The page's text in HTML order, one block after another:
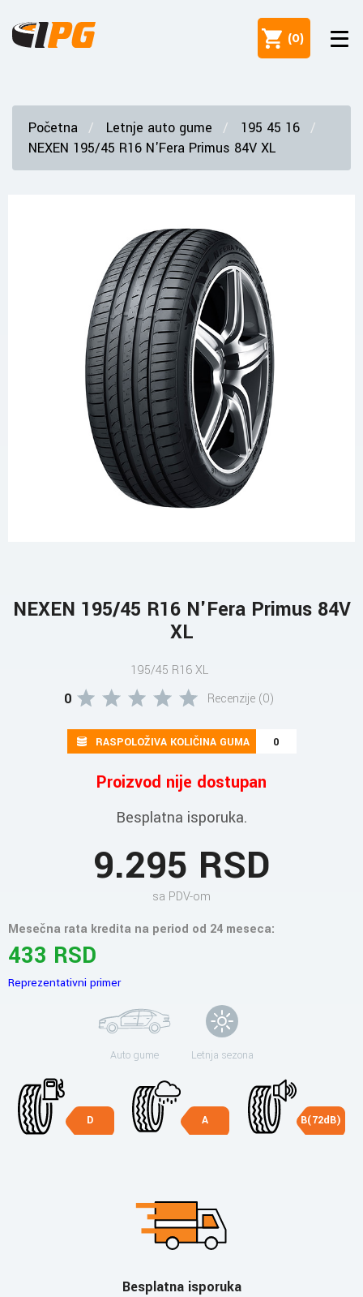
(0)
Početna Letnje auto gume
195 45 16
NEXEN 195/45 R16 N'Fera Primus 84V XL
NEXEN 195/45 R16 N'Fera Primus 84V
XL
195/45 R16 XL
0 Recenzije (0)
RASPOLOŽIVA KOLIČINA GUMA 0
Proizvod nije dostupan
Besplatna isporuka.
9.295 RSD
sa PDV-om
Mesečna rata kredita na period od 24 meseca:
433 RSD
Reprezentativni primer
Auto gume Letnja sezona
D A B(72dB)
Besplatna isporuka